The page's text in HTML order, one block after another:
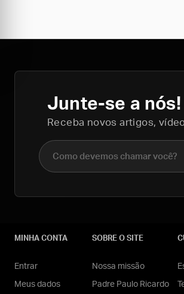
Junte-se a nós!
Receba novos artigos,
Nome completo
MINHA CONTA
Entrar
Meus dados
SOBRE O SITE
Nossa missão
Padre Paulo Ricardo